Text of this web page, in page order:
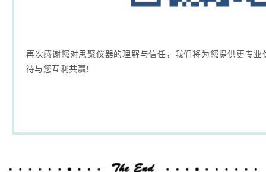
再次感谢您对思聚仪器的理解与信任，我们将为您提供更专
待与您互利共赢!